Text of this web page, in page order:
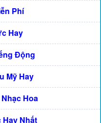
Phí
Hay
Động
Mỹ Hay
Hoa
Hay Nhất